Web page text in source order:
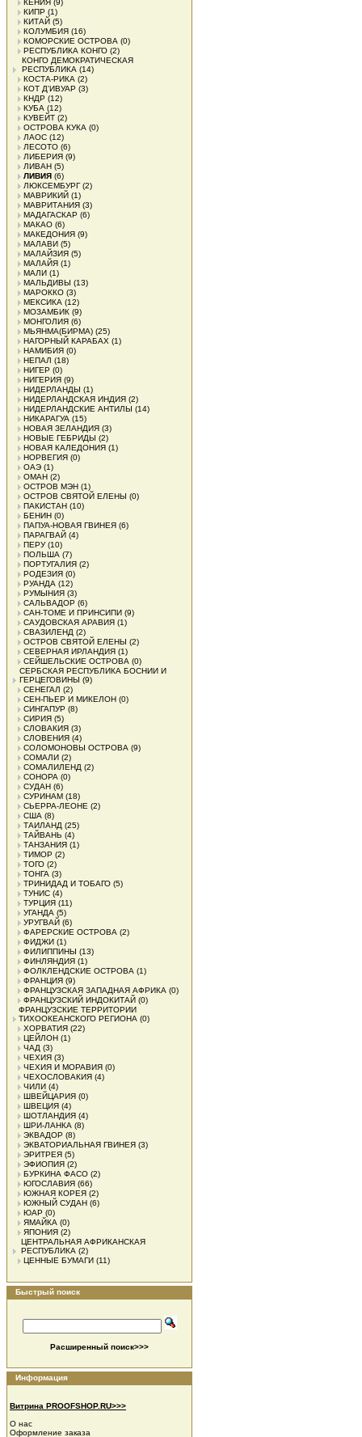
КЕНИЯ (9)
КИПР (1)
КИТАЙ (5)
КОЛУМБИЯ (16)
КОМОРСКИЕ ОСТРОВА (0)
РЕСПУБЛИКА КОНГО (2)
КОНГО ДЕМОКРАТИЧЕСКАЯ
РЕСПУБЛИКА (14)
КОСТА-РИКА (2)
КОТ Д'ИВУАР (3)
КНДР (12)
КУБА (12)
КУВЕЙТ (2)
ОСТРОВА КУКА (0)
ЛАОС (12)
ЛЕСОТО (6)
ЛИБЕРИЯ (9)
ЛИВАН (5)
ЛИВИЯ (6)
ЛЮКСЕМБУРГ(2)
МАВРИКИЙ (1)
МАВРИТАНИЯ (3)
МАДАГАСКАР (6)
МАКАО (6)
МАКЕДОНИЯ (9)
МАЛАВИ (5)
МАЛАЙЗИЯ (5)
МАЛАЙЯ (1)
МАЛИ (1)
МАЛЬДИВЫ (13)
МАРОККО (3)
МЕКСИКА (12)
МОЗАМБИК (9)
МОНГОЛИЯ (6)
МЬЯНМА(БИРМА) (25)
НАГОРНЫЙ КАРАБАХ (1)
НАМИБИЯ (0)
НЕПАЛ (18)
НИГЕР (0)
НИГЕРИЯ (9)
НИДЕРЛАНДЫ (1)
НИДЕРЛАНДСКАЯ ИНДИЯ (2)
НИДЕРЛАНДСКИЕ АНТИЛЫ (14)
НИКАРАГУА (15)
НОВАЯ ЗЕЛАНДИЯ (3)
НОВЫЕ ГЕБРИДЫ (2)
НОВАЯ КАЛЕДОНИЯ (1)
НОРВЕГИЯ (0)
ОАЭ (1)
ОМАН (2)
ОСТРОВ МЭН (1)
ОСТРОВ СВЯТОЙ ЕЛЕНЫ (0)
ПАКИСТАН (10)
БЕНИН (0)
ПАПУА-НОВАЯ ГВИНЕЯ (6)
ПАРАГВАЙ (4)
ПЕРУ(10)
ПОЛЬША (7)
ПОРТУГАЛИЯ (2)
РОДЕЗИЯ (0)
РУАНДА (12)
РУМЫНИЯ (3)
САЛЬВАДОР (6)
САН-ТОМЕ И ПРИНСИПИ (9)
САУДОВСКАЯ АРАВИЯ (1)
СВАЗИЛЕНД (2)
ОСТРОВ СВЯТОЙ ЕЛЕНЫ (2)
СЕВЕРНАЯ ИРЛАНДИЯ (1)
СЕЙШЕЛЬСКИЕ ОСТРОВА (0)
СЕРБСКАЯ РЕСПУБЛИКА БОСНИИ И
ГЕРЦЕГОВИНЫ (9)
СЕНЕГАЛ (2)
СЕН-ПЬЕР И МИКЕЛОН (0)
СИНГАПУР (8)
СИРИЯ (5)
СЛОВАКИЯ (3)
СЛОВЕНИЯ (4)
СОЛОМОНОВЫ ОСТРОВА (9)
СОМАЛИ (2)
СОМАЛИЛЕНД (2)
СОНОРА (0)
СУДАН (6)
СУРИНАМ (18)
СЬЕРРА-ЛЕОНЕ (2)
США (8)
ТАИЛАНД (25)
ТАЙВАНЬ (4)
ТАНЗАНИЯ (1)
ТИМОР (2)
ТОГО (2)
ТОНГА (3)
ТРИНИДАД И ТОБАГО (5)
ТУНИС (4)
ТУРЦИЯ (11)
УГАНДА (5)
УРУГВАЙ (6)
ФАРЕРСКИЕ ОСТРОВА (2)
ФИДЖИ (1)
ФИЛИППИНЫ (13)
ФИНЛЯНДИЯ (1)
ФОЛКЛЕНДСКИЕ ОСТРОВА (1)
ФРАНЦИЯ (9)
ФРАНЦУЗСКАЯ ЗАПАДНАЯ АФРИКА (0)
ФРАНЦУЗСКИЙ ИНДОКИТАЙ (0)
ФРАНЦУЗСКИЕ ТЕРРИТОРИИ
ТИХООКЕАНСКОГО РЕГИОНА (0)
ХОРВАТИЯ (22)
ЦЕЙЛОН (1)
ЧАД (3)
ЧЕХИЯ (3)
ЧЕХИЯ И МОРАВИЯ (0)
ЧЕХОСЛОВАКИЯ (4)
ЧИЛИ (4)
ШВЕЙЦАРИЯ (0)
ШВЕЦИЯ (4)
ШОТЛАНДИЯ (4)
ШРИ-ЛАНКА (8)
ЭКВАДОР (8)
ЭКВАТОРИАЛЬНАЯ ГВИНЕЯ (3)
ЭРИТРЕЯ (5)
ЭФИОПИЯ (2)
БУРКИНА ФАСО (2)
ЮГОСЛАВИЯ (66)
ЮЖНАЯ КОРЕЯ (2)
ЮЖНЫЙ СУДАН (6)
ЮАР (0)
ЯМАЙКА (0)
ЯПОНИЯ (2)
ЦЕНТРАЛЬНАЯ АФРИКАНСКАЯ
РЕСПУБЛИКА (2)
ЦЕННЫЕ БУМАГИ (11)
Быстрый поиск
Расширенный поиск>>>
Информация
Витрина PROOFSHOP.RU>>>
О нас
Оформление заказа